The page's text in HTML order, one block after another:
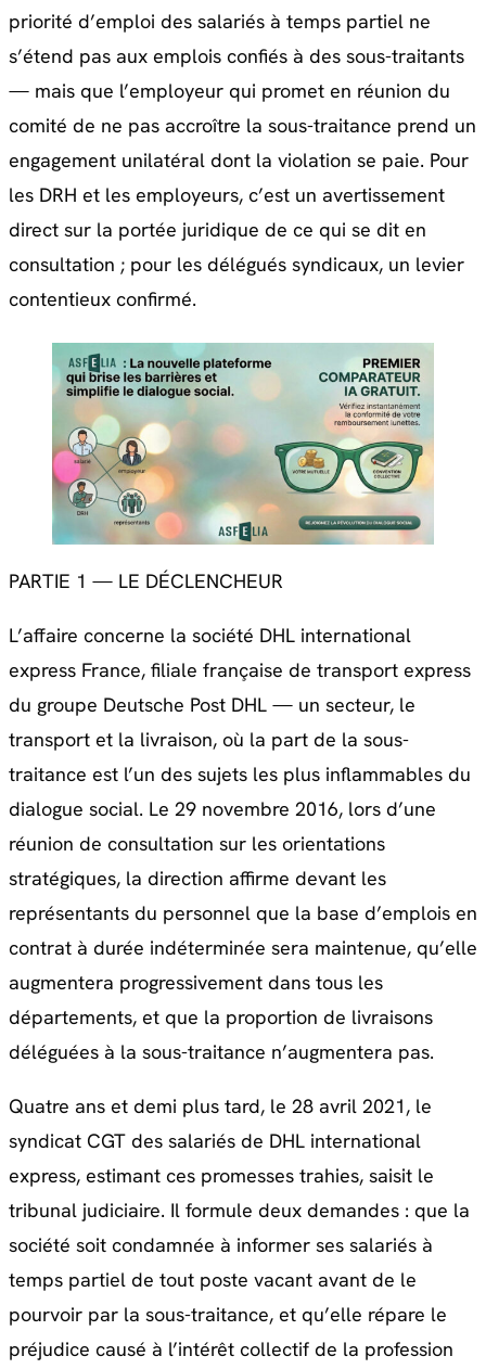
priorité d’emploi des salariés à temps partiel ne
s’étend pas aux emplois confiés à des sous-traitants
— mais que l’employeur qui promet en réunion du
comité de ne pas accroître la sous-traitance prend un
engagement unilatéral dont la violation se paie. Pour
les DRH et les employeurs, c’est un avertissement
direct sur la portée juridique de ce qui se dit en
consultation ; pour les délégués syndicaux, un levier
contentieux confirmé.
PARTIE 1 — LE DÉCLENCHEUR
L’affaire concerne la société DHL international
express France, filiale française de transport express
du groupe Deutsche Post DHL — un secteur, le
transport et la livraison, où la part de la sous-
traitance est l’un des sujets les plus inflammables du
dialogue social. Le 29 novembre 2016, lors d’une
réunion de consultation sur les orientations
stratégiques, la direction affirme devant les
représentants du personnel que la base d’emplois en
contrat à durée indéterminée sera maintenue, qu’elle
augmentera progressivement dans tous les
départements, et que la proportion de livraisons
déléguées à la sous-traitance n’augmentera pas.
Quatre ans et demi plus tard, le 28 avril 2021, le
syndicat CGT des salariés de DHL international
express, estimant ces promesses trahies, saisit le
tribunal judiciaire. Il formule deux demandes : que la
société soit condamnée à informer ses salariés à
temps partiel de tout poste vacant avant de le
pourvoir par la sous-traitance, et qu’elle répare le
préjudice causé à l’intérêt collectif de la profession